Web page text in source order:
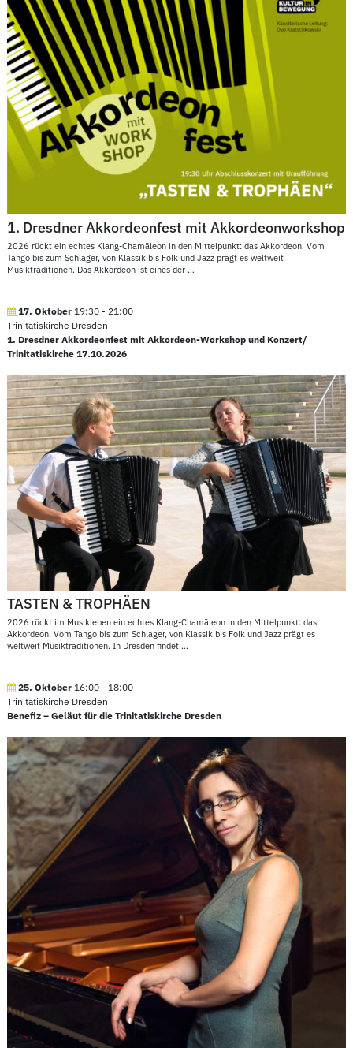
1. Dresdner Akkordeonfest mit Akkordeonworkshop
2026 rückt ein echtes Klang-Chamäleon in den Mittelpunkt: das Akkordeon. Vom
Tango bis zum Schlager, von Klassik bis Folk und Jazz prägt es weltweit
Musiktraditionen. Das Akkordeon ist eines der …
17. Oktober 19:30 - 21:00
Trinitatiskirche Dresden
1. Dresdner Akkordeonfest mit Akkordeon-Workshop und Konzert/
Trinitatiskirche 17.10.2026
TASTEN & TROPHÄEN
2026 rückt im Musikleben ein echtes Klang-Chamäleon in den Mittelpunkt: das
Akkordeon. Vom Tango bis zum Schlager, von Klassik bis Folk und Jazz prägt es
weltweit Musiktraditionen. In Dresden findet …
25. Oktober 16:00 - 18:00
Trinitatiskirche Dresden
Benefiz – Geläut für die Trinitatiskirche Dresden